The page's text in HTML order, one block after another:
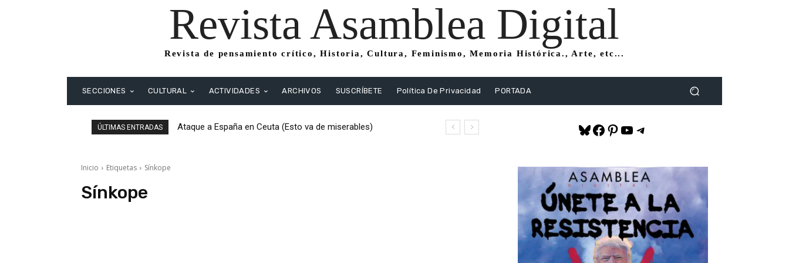
Revista Asamblea Digital
Revista de pensamiento crítico, Historia, Cultura, Feminismo, Memoria Histórica., Arte, etc...
SECCIONES CULTURAL ACTIVIDADES ARCHIVOS SUSCRÍBETE Política De Privacidad PORTADA
ÚLTIMAS ENTRADAS Ataque a España en Ceuta (Esto va de miserables)
Inicio Etiquetas Sínkope
Sínkope
Bluesky
Facebook
Pinterest
YouTube
Telegram